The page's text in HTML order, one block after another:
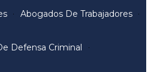
Abogados De Trabajadores
Defensa Criminal